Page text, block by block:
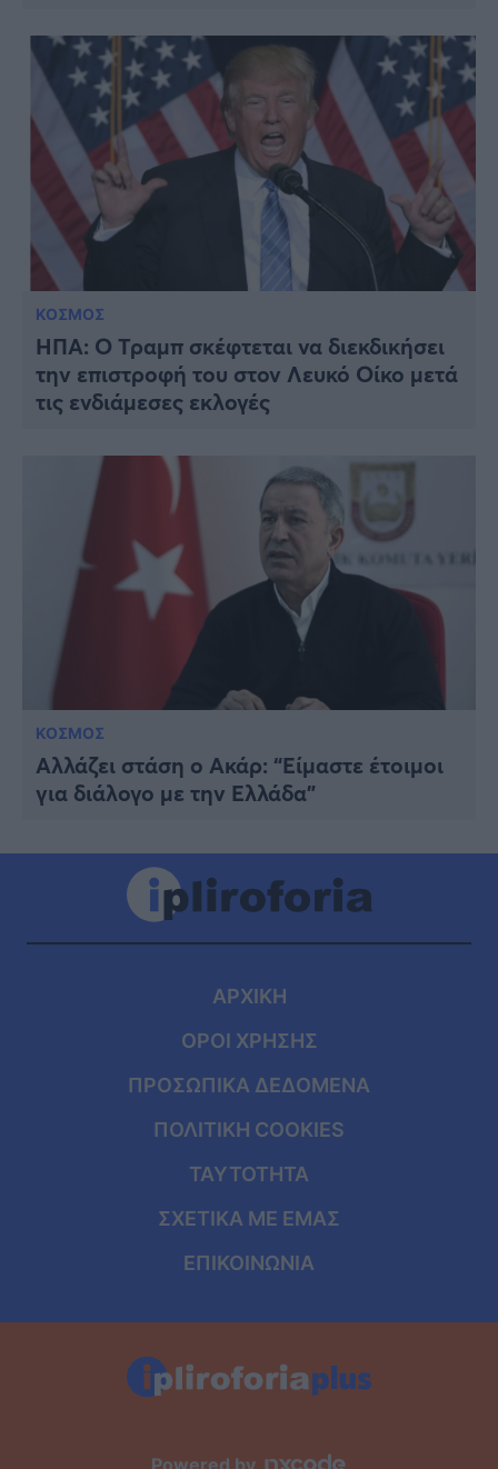
ΚΟΣΜΟΣ
ΗΠΑ: Ο Τραμπ σκέφτεται να διεκδικήσει
την επιστροφή του στον Λευκό Οίκο μετά
τις ενδιάμεσες εκλογές
ΚΟΣΜΟΣ
Αλλάζει στάση ο Ακάρ: “Είμαστε έτοιμοι
για διάλογο με την Ελλάδα”
ΑΡΧΙΚΗ
ΟΡΟΙ ΧΡΗΣΗΣ
ΠΡΟΣΩΠΙΚΑ ΔΕΔΟΜΕΝΑ
ΠΟΛΙΤΙΚΗ COOKIES
ΤΑΥΤΟΤΗΤΑ
ΣΧΕΤΙΚΑ ΜΕ ΕΜΑΣ
ΕΠΙΚΟΙΝΩΝΙΑ